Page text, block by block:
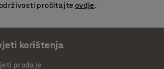
pročitajte ovdje.
korištenja
prodaje